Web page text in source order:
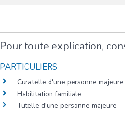
Pour toute explication,
PARTICULIERS
Curatelle d'une personne majeure
Habilitation familiale
Tutelle d'une personne majeure